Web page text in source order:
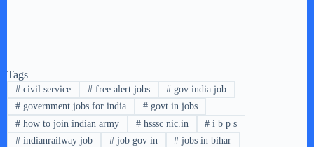
Tags
#civil service #free alert jobs # gov india job
#government jobs for india #govt in jobs
#how to join indian army #hsssc nic.in # i b p s
#indianrailway job #job gov in # jobs in bihar